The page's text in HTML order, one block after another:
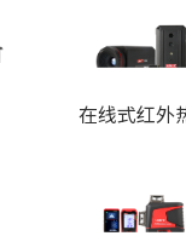
在线式红外